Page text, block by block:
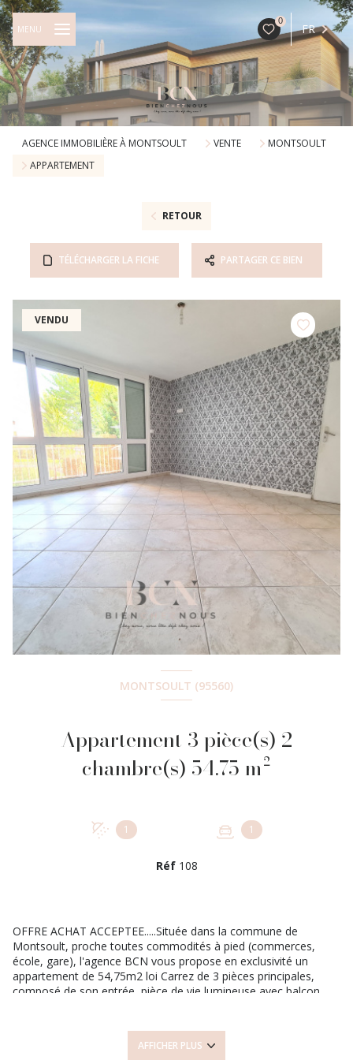
0
FR
MENU
AGENCE IMMOBILIÈRE À MONTSOULT VENTE
MONTSOULT
APPARTEMENT
RETOUR
TÉLÉCHARGER LA FICHE PARTAGER CE BIEN
VENDU
MONTSOULT (95560)
Appartement 3 pièce(s) 2
chambre(s) 54.75 m²
1 1
Réf 108
OFFRE ACHAT ACCEPTEE.....Située dans la commune de
Montsoult, proche toutes commodités à pied (commerces,
école, gare), l'agence BCN vous propose en exclusivité un
appartement de 54,75m2 loi Carrez de 3 pièces principales,
composé de son entrée, pièce de vie lumineuse avec balcon,
DPE classe climat: E/360 et classe confort E/67, dépenses
AFFICHER PLUS